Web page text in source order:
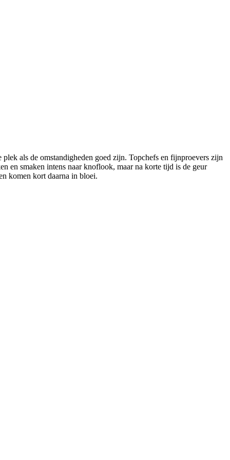
als de omstandigheden goed zijn. Topchefs en fijnproevers zijn
en smaken intens naar knoflook, maar na korte tijd is de geur
komen kort daarna in bloei.